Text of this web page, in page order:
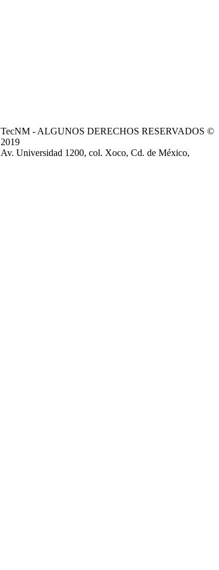
TecNM - ALGUNOS DERECHOS RESERVADOS ©
2019
Av. Universidad 1200, col. Xoco, Cd. de México,